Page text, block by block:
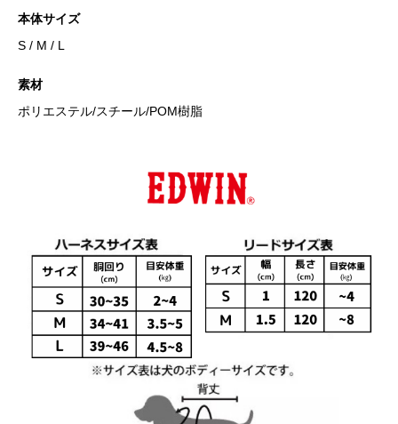
本体サイズ
S / M / L
素材
ポリエステル/スチール/POM樹脂